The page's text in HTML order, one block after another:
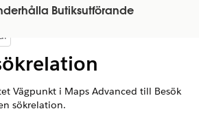
Butiksutförande
Vägpunkt i Maps Advanced till Besök
sökrelation.